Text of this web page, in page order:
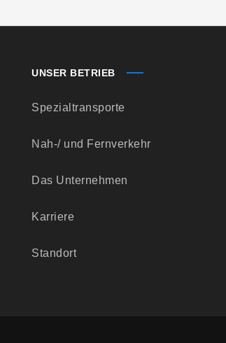
UNSER BETRIEB
Spezialtransporte
Nah-/ und Fernverkehr
Das Unternehmen
Karriere
Standort